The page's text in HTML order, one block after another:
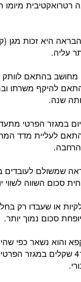
מיומו
היא זכות מגן
עליה.
בהתאם לוותק
להיקף משרתו
שנה.
במגזר הפרטי
לעליית מדד
סכום השווה לשווי
או שעבדו רק
סכום נמוך יותר.
והוא נשאר כפי